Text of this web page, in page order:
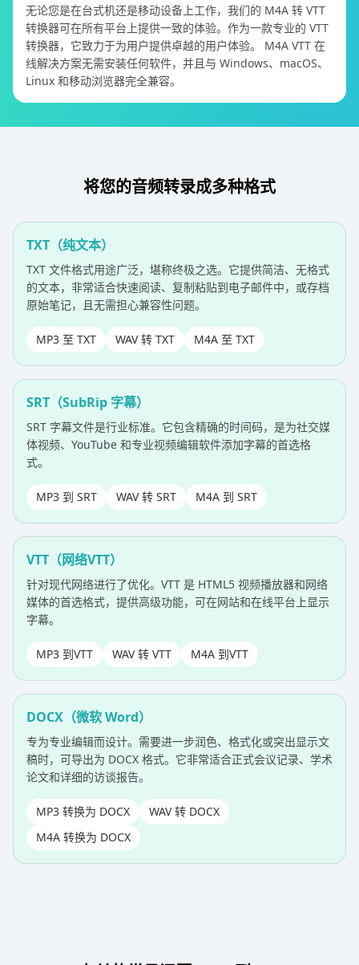
无论您是在台式机还是移动设备上工作，我们的 M4A 转 VTT
转换器可在所有平台上提供一致的体验。作为一款专业的 VTT
转换器，它致力于为用户提供卓越的用户体验。 M4A VTT 在
线解决方案无需安装任何软件，并且与 Windows、macOS、
Linux 和移动浏览器完全兼容。
将您的音频转录成多种格式
TXT（纯文本）
TXT 文件格式用途广泛，堪称终极之选。它提供简洁、无格式
的文本，非常适合快速阅读、复制粘贴到电子邮件中，或存档
原始笔记，且无需担心兼容性问题。
MP3 至 TXT WAV 转 TXT M4A 至 TXT
SRT（SubRip 字幕）
SRT 字幕文件是行业标准。它包含精确的时间码，是为社交媒
体视频、YouTube 和专业视频编辑软件添加字幕的首选格
式。
MP3 到 SRT WAV 转 SRT M4A 到 SRT
VTT（网络VTT）
针对现代网络进行了优化。VTT 是 HTML5 视频播放器和网络
媒体的首选格式，提供高级功能，可在网站和在线平台上显示
字幕。
MP3 到VTT WAV 转 VTT M4A 到VTT
DOCX（微软 Word）
专为专业编辑而设计。需要进一步润色、格式化或突出显示文
稿时，可导出为 DOCX 格式。它非常适合正式会议记录、学术
论文和详细的访谈报告。
MP3 转换为 DOCX
WAV 转 DOCX
M4A 转换为 DOCX